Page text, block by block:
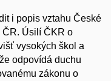
i popis vztahu České
ČR. Úsilí ČKR o
vysokých škol a
odpovídá duchu
zákonu o